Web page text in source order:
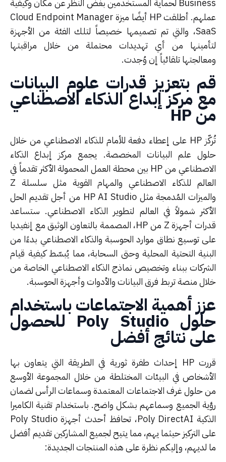
عملهم. أطلقت HP أيضًا ميزة Cloud Endpoint Manager
SaaS، والتي تم تصميمها خصيصاً لتلك الفئة من الأجهزة
من أي تهديدات محتملة من خلال مراقبتها
تلقائياً إن وُجدت.
بتعزيز قدرات علوم البيانات
مركز إبداع الذكاء الاصطناعي
HP
تُركّز HP على إعطاء دفعة للأمام للذكاء الاصطناعي من خلال
علم البيانات المخصصة. يجمع مركز إبداع الذكاء
الاصطناعي من HP بين محطة العمل المحمولة الأكثر تقدماً في
العالم للذكاء الاصطناعي والمهام القوية مثل سلسلة Z
والميزات المُدمجة مثل HP AI Studio من أجل تقديم الحل
شمولاً في العالم لتطوير الذكاء الاصطناعي. ستساعد
قدرات أجهزة Z من HP، المصممة بالتعاون الوثيق مع إنفيديا
توسيع نطاق موارد الحوسبة والذكاء الاصطناعي بدءًا من
التحتية المحلية وحتى السحابة، مما يُبسّط كيفية قيام
ببناء وتخصيص نماذج الذكاء الاصطناعي الخاصة من
منصة تربط فرق البيانات والأدوات وأجهزة الحوسبة.
أهمية الاجتماعات باستخدام
Poly Studioللحصول
نتائج أفضل
قررت HP إحداث طفرة ثورية في الطريقة التي يتعاون بها
في البيئات المختلطة من خلال المجموعة الأوسع
حلول غرف الاجتماعات المعتمدة وسماعات الرأس لضمان
الجميع وسماعهم بشكل واضح. باستخدام تقنية الكاميرا
الذكية Poly DirectAI، تحافظ أحدث أجهزة Poly Studio
التركيز حيثما يهم، مما يتيح لجميع المشاركين تقديم أفضل
لديهم، وإليكم نظرة على هذه المنتجات الجديدة: